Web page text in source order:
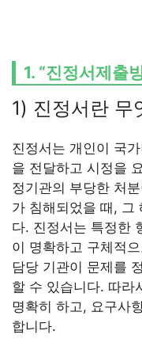
1. “진정서제출
1) 진정서란 무
진정서는 개인이 국
을 전달하고 시정을
정기관의 부당한 처
가 침해되었을 때, 그
다. 진정서는 특정한
이 명확하고 구체적
담당 기관이 문제를
할 수 있습니다. 따라
명확히 하고, 요구사
합니다.